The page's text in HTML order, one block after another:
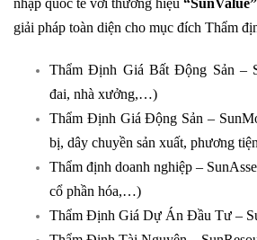
nhập quốc tế với thương hiệu “SunValue”
giải pháp toàn diện cho mục đích Thẩm
Thẩm Định Giá Bất Động Sản –
đai, nhà xưởng,…)
Thẩm Định Giá Động Sản –
bị, dây chuyền sản xuất, phương
Thẩm định doanh nghiệp –
cổ phần hóa,…)
Thẩm Định Giá Dự Án Đầu Tư –